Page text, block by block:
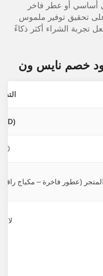
أساسي أو عطر فاخر
تحقيق توفير ملموس
تجربة الشراء أكثر ذكاءً
خصم نايس ون
(GOLD)
(عطور فاخرة – مكياج راقي
لا